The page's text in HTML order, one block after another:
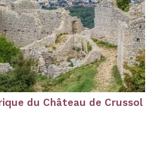
du Château de Crussol